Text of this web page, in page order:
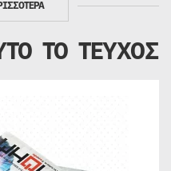
ΤΟ ΤΕΥΧΟΣ